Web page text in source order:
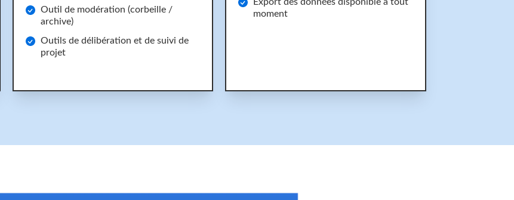
Outil de modération (corbeille /
archive)
Outils de délibération et de suivi de
projet
moment